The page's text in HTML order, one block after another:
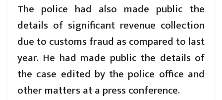
The police had also made public the
details of significant revenue collection
due to customs fraud as compared to last
year. He had made public the details of
the case edited by the police office and
other matters at a press conference.